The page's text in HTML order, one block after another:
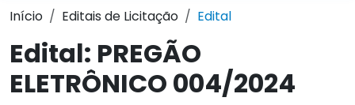
Início Editais de Licitação Edital
Edital: PREGÃO
ELETRÔNICO 004/2024